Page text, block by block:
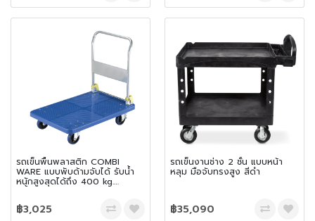
รถเข็นพื้นพลาสติก COMBI
WARE แบบพับด้ามจับได้ รับน้ำ
หนักสูงสุดได้ถึง 400 kg.
฿3,025
รถเข็นงานช่าง 2 ชั้น แบบหน้า
หลุม มือจับทรงสูง สีดำ
฿35,090